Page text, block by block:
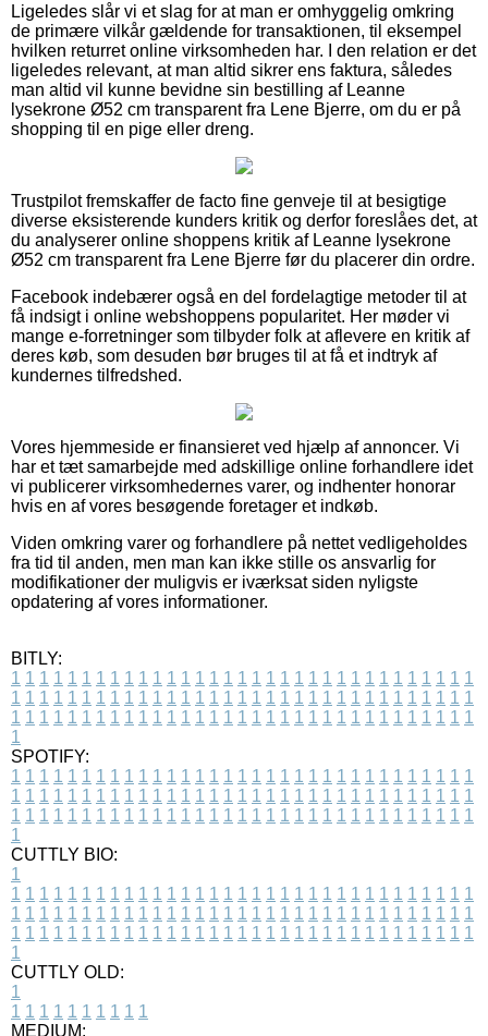
Ligeledes slår vi et slag for at man er omhyggelig omkring
de primære vilkår gældende for transaktionen, til eksempel
hvilken returret online virksomheden har. I den relation er det
ligeledes relevant, at man altid sikrer ens faktura, således
man altid vil kunne bevidne sin bestilling af Leanne
lysekrone Ø52 cm transparent fra Lene Bjerre, om du er på
shopping til en pige eller dreng.
Trustpilot fremskaffer de facto fine genveje til at besigtige
diverse eksisterende kunders kritik og derfor foreslåes det, at
du analyserer online shoppens kritik af Leanne lysekrone
Ø52 cm transparent fra Lene Bjerre før du placerer din ordre.
Facebook indebærer også en del fordelagtige metoder til at
få indsigt i online webshoppens popularitet. Her møder vi
mange e-forretninger som tilbyder folk at aflevere en kritik af
deres køb, som desuden bør bruges til at få et indtryk af
kundernes tilfredshed.
Vores hjemmeside er finansieret ved hjælp af annoncer. Vi
har et tæt samarbejde med adskillige online forhandlere idet
vi publicerer virksomhedernes varer, og indhenter honorar
hvis en af vores besøgende foretager et indkøb.
Viden omkring varer og forhandlere på nettet vedligeholdes
fra tid til anden, men man kan ikke stille os ansvarlig for
modifikationer der muligvis er iværksat siden nyligste
opdatering af vores informationer.
BITLY:
1 1 1 1 1 1 1 1 1 1 1 1 1 1 1 1 1 1 1 1 1 1 1 1 1 1 1 1 1 1 1 1 1
1 1 1 1 1 1 1 1 1 1 1 1 1 1 1 1 1 1 1 1 1 1 1 1 1 1 1 1 1 1 1 1 1
1 1 1 1 1 1 1 1 1 1 1 1 1 1 1 1 1 1 1 1 1 1 1 1 1 1 1 1 1 1 1 1 1
1
SPOTIFY:
1 1 1 1 1 1 1 1 1 1 1 1 1 1 1 1 1 1 1 1 1 1 1 1 1 1 1 1 1 1 1 1 1
1 1 1 1 1 1 1 1 1 1 1 1 1 1 1 1 1 1 1 1 1 1 1 1 1 1 1 1 1 1 1 1 1
1 1 1 1 1 1 1 1 1 1 1 1 1 1 1 1 1 1 1 1 1 1 1 1 1 1 1 1 1 1 1 1 1
1
CUTTLY BIO:
1
1 1 1 1 1 1 1 1 1 1 1 1 1 1 1 1 1 1 1 1 1 1 1 1 1 1 1 1 1 1 1 1 1
1 1 1 1 1 1 1 1 1 1 1 1 1 1 1 1 1 1 1 1 1 1 1 1 1 1 1 1 1 1 1 1 1
1 1 1 1 1 1 1 1 1 1 1 1 1 1 1 1 1 1 1 1 1 1 1 1 1 1 1 1 1 1 1 1 1
1
CUTTLY OLD:
1
1 1 1 1 1 1 1 1 1 1
MEDIUM: